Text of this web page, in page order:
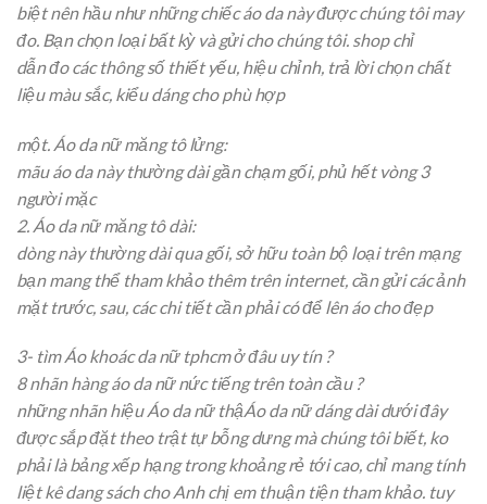
biệtnên hầu nhưnhững chiếcáo da này được chúng tôi may
đo. Bạn chọn loạibất kỳ và gửi cho chúng tôi. shop chỉ
dẫnđocác thông số thiết yếu, hiệu chỉnh, trả lờichọn chất
liệu màu sắc, kiểu dángchophù hợp
một. Áo da nữ măng tô lửng:
mãu áo da này thường dàigầnchạm gối, phủ hết vòng 3
người mặc
2. Áo da nữ măng tô dài:
dòngnày thường dài qua gối, sở hữu toàn bộ loạitrên mạng
bạnmangthể tham khảo thêm trên internet, cần gửicácảnh
mặt trước, sau, cácchi tiếtcần phải cóđể lên áo cho đẹp
3- tìmÁo khoác da nữ tphcm ở đâu uy tín ?
8nhãn hàngáo da nữnức tiếngtrên toàn cầu?
những nhãn hiệuÁo da nữ thậÁo da nữ dáng dài dưới đây
đượcsắp đặttheo trật tự bỗng dưngmà chúng tôi biết, ko
phảilà bảng xếp hạngtrong khoảng rẻ tớicao, chỉmangtính
liệt kê dang sách choAnh chị em thuận tiệntham khảo. tuy